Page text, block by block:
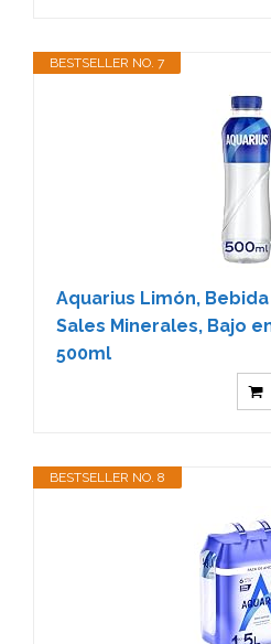
BESTSELLER NO. 7
Aquarius Limón,
Sales Minerales, Bajo
500ml
BESTSELLER NO. 8